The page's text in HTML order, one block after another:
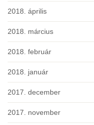
2018. április
2018. március
2018. február
2018. január
2017. december
2017. november